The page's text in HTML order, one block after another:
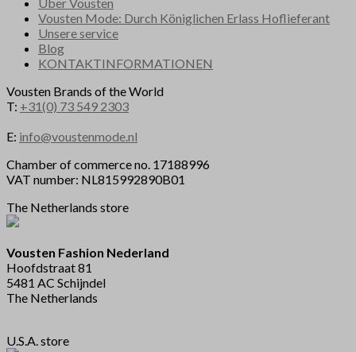
Vousten Mode: Durch Königlichen Erlass Hoflieferant
Unsere service
Blog
KONTAKTINFORMATIONEN
Vousten Brands of the World
T: +31(0) 73 549 2303
E: info@voustenmode.nl
Chamber of commerce no. 17188996
VAT number: NL815992890B01
The Netherlands store
Vousten Fashion Nederland
Hoofdstraat 81
5481 AC Schijndel
The Netherlands
U.S.A. store